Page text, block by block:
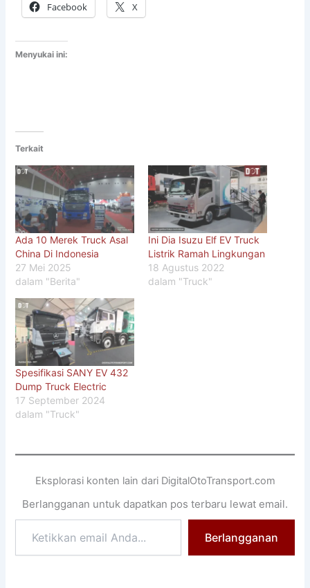
Facebook X
Menyukai ini:
Terkait
Ada 10 Merek Truck Asal
China Di Indonesia
27 Mei 2025
dalam "Berita"
Ini Dia Isuzu Elf EV Truck
Listrik Ramah Lingkungan
18 Agustus 2022
dalam "Truck"
Spesifikasi SANY EV 432
Dump Truck Electric
17 September 2024
dalam "Truck"
Eksplorasi konten lain dari DigitalOtoTransport.com
Berlangganan untuk dapatkan pos terbaru lewat email.
email
Anda...
Berlangganan